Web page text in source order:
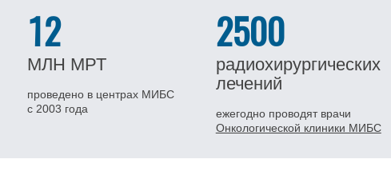
12
МЛН МРТ
проведено в центрах МИБС
с 2003 года
2500
радиохирургических
лечений
ежегодно проводят врачи
Онкологической клиники МИБС